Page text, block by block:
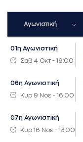
Αγωνιστική
01η Αγωνιστική
Σαβ 4 Οκτ - 16:00
06η Αγωνιστική
Κυρ 9 Νοε - 16:00
07η Αγωνιστική
Κυρ 16 Νοε - 13:00